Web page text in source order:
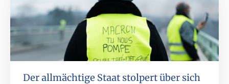
Der allmächtige Staat stolpert über sich